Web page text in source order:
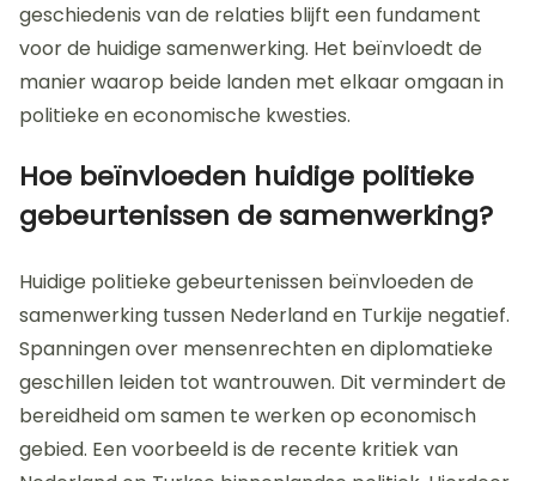
geschiedenis van de relaties blijft een fundament
voor de huidige samenwerking. Het beïnvloedt de
manier waarop beide landen met elkaar omgaan in
politieke en economische kwesties.
Hoe beïnvloeden huidige politieke
gebeurtenissen de samenwerking?
Huidige politieke gebeurtenissen beïnvloeden de
samenwerking tussen Nederland en Turkije negatief.
Spanningen over mensenrechten en diplomatieke
geschillen leiden tot wantrouwen. Dit vermindert de
bereidheid om samen te werken op economisch
gebied. Een voorbeeld is de recente kritiek van